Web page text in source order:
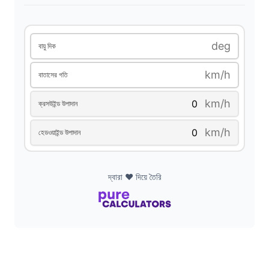
e
o
বায়ু দিক deg
বাতাসের গতি km/h
ক্রসউইন্ড উপাদান km/h
হেডওয়াইন্ড উপাদান km/h
দ্বারা ❤️ দিয়ে তৈরি